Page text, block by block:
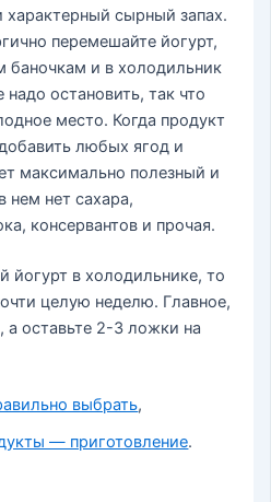
характерный сырный запах.
перемешайте йогурт,
баночкам и в холодильник
остановить, так что
место. Когда продукт
любых ягод и
максимально полезный и
нем нет сахара,
консервантов и прочая.
йогурт в холодильнике, то
целую неделю. Главное,
а оставьте 2-3 ложки на
выбрать,
— приготовление.